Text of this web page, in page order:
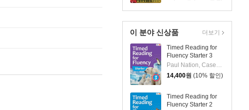
이 분야 신상품
Timed Reading for
Fluency Starter 3
Paul Nation, Casey Malarcher
14,400원 (10% 할인)
Timed Reading for
Fluency Starter 2
더보기